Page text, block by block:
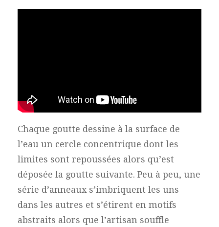
Chaque goutte dessine à la surface de
l’eau un cercle concentrique dont les
limites sont repoussées alors qu’est
déposée la goutte suivante. Peu à peu, une
série d’anneaux s’imbriquent les uns
dans les autres et s’étirent en motifs
abstraits alors que l’artisan souffle